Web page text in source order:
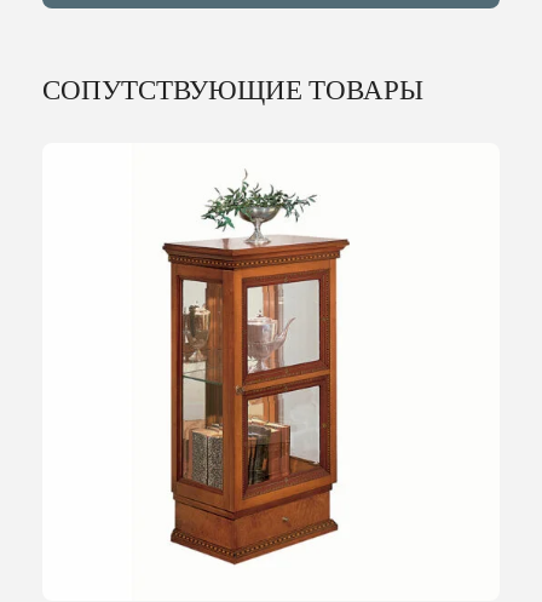
СОПУТСТВУЮЩИЕ ТОВАРЫ